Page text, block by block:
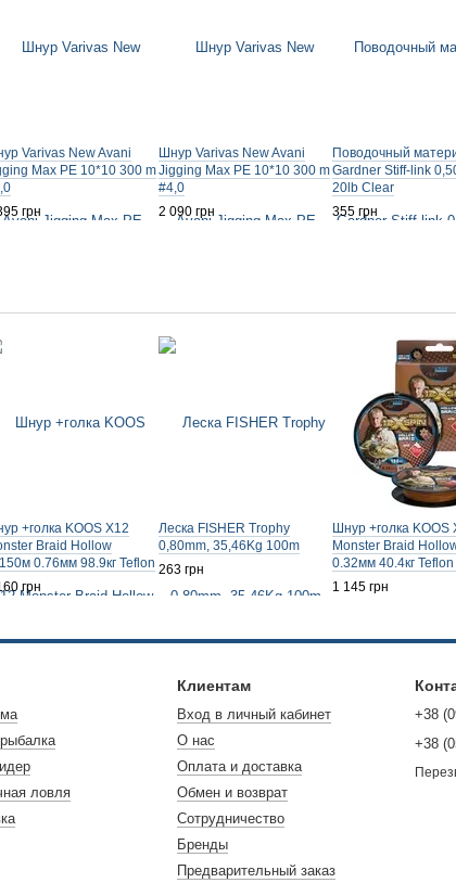
Varivas New Avani
Max PE 10*10 300 m
грн
Шнур Varivas New Avani
Jigging Max PE 10*10 300 m
#4,0
2 090 грн
Поводочный
Gardner Stiff-link
20lb Clear
355 грн
+голка KOOS X12
Braid Hollow
0.76мм 98.9кг Teflon
грн
Леска FISHER Trophy
0,80mm, 35,46Kg 100m
263 грн
Шнур +голка KOOS
Monster Braid
0.32мм 40.4кг
1 145 грн
ловля
Клиентам
Вход в личный кабинет
О нас
Оплата и доставка
Обмен и возврат
Сотрудничество
Бренды
Предварительный заказ
+38
+38